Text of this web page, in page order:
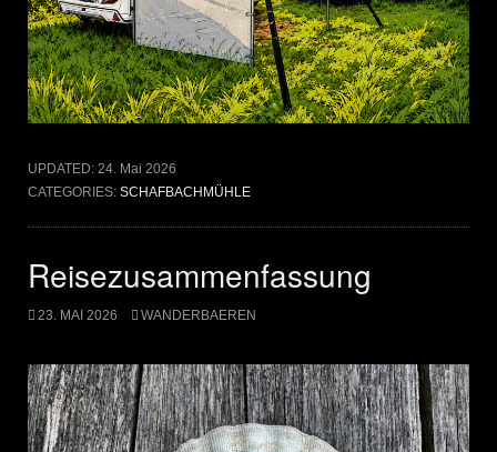
UPDATED: 24. Mai 2026
CATEGORIES: SCHAFBACHMÜHLE
Reisezusammenfassung
23. MAI 2026 WANDERBAEREN